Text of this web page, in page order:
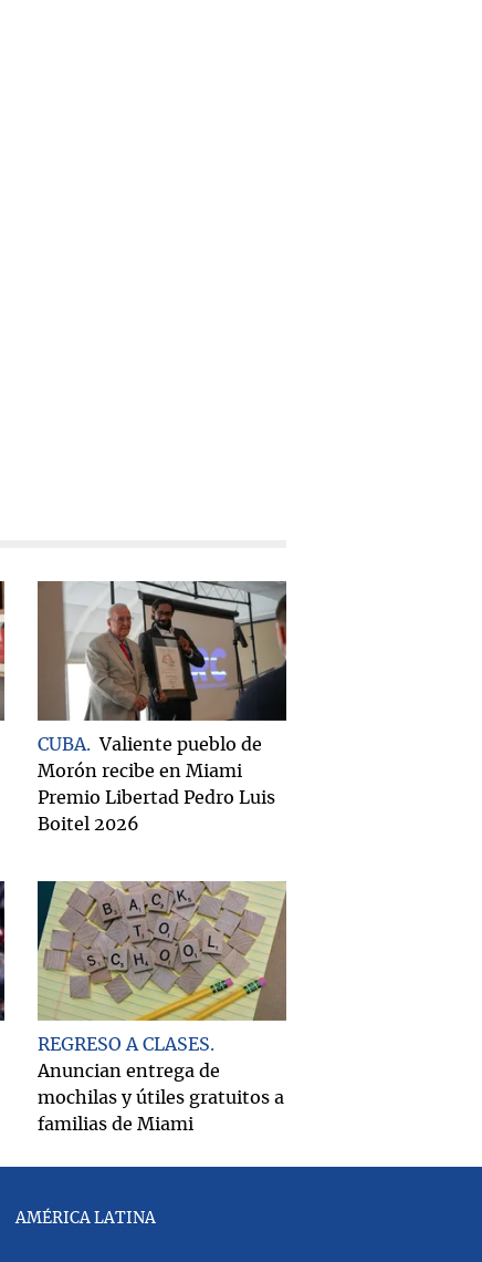
CUBA
Valiente pueblo de
Morón recibe en Miami
Premio Libertad Pedro Luis
Boitel 2026
REGRESO A CLASES
Anuncian entrega de
mochilas y útiles gratuitos a
familias de Miami
AMÉRICA LATINA